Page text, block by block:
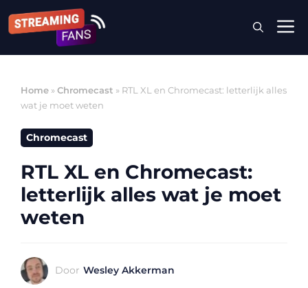
naar
Home »Chromecast » RTL XL en Chromecast: letterlijk alles
wat je moet weten
Chromecast
RTL XL en Chromecast:
letterlijk alles wat je moet
weten
Door Wesley Akkerman